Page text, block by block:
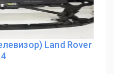
Land Rover